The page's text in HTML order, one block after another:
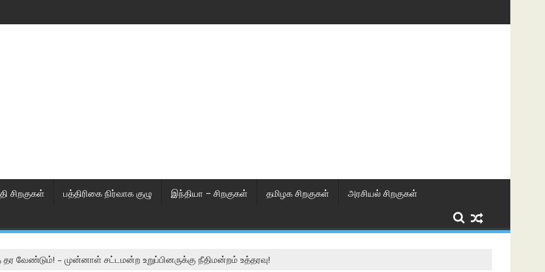
சிறகுகள் பத்திரிகை நிர்வாக குழு இந்தியா – சிறகுகள் தமிழக சிறகுகள் அரசியல் சிறகுகள்
தர வேண்டும்! – முன்னாள் சட்டமன்ற உறுப்பினருக்கு நீதிமன்றம் உத்தரவு!